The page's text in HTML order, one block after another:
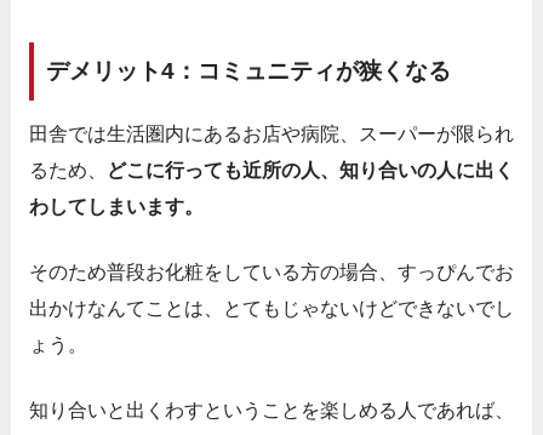
デメリット4：コミュニティが狭くなる
田舎では生活圏内にあるお店や病院、スーパーが限られ
るため、
どこに行っても近所の人、知り合いの人に出く
わしてしまいます。
そのため普段お化粧をしている方の場合、すっぴんでお
出かけなんてことは、とてもじゃないけどできないでし
ょう。
知り合いと出くわすということを楽しめる人であれば、